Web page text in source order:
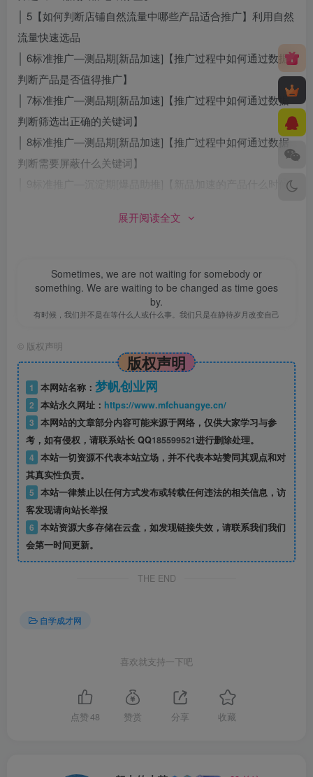
│ 5【如何判断店铺自然流量中哪些产品适合推广】利用自然
流量快速选品
│ 6标准推广—测品期[新品加速]【推广过程中如何通过数据
判断产品是否值得推广】
│ 7标准推广—测品期[新品加速]【推广过程中如何通过数据
判断筛选出正确的关键词】
│ 8标准推广—测品期[新品加速]【推广过程中如何通过数据
判断需要屏蔽什么关键词】
│ 9标准推广—沉淀期[爆品助推]【新品加速的产品什么时候
│ 10直通车标准推广基础设置讲解【爆品助推】
词+如何出价】
│ 12标准推广—积累期[手动推广]如何出价+需要注意得2个
地方
│
├─03.第三板块外贸直通车【全站推篇)
│ 1不同的营销等级全站推广计划会有哪些不同的功能
│ 2全站推广是什么？全站推的优点和缺点是什么？【如何判
断产品是否适合开全站推广？】
│ 3【全站推】计划保本赔付需要满足什么条件？
│ 4全站推广—推店铺【适合什么样的店铺以及建议设置】
│ 5全站推广—推商品新品加速潜力品成长优爆品助推【各个
计划如何选品？】
│ 6全站推广—推商品计划新品加速潜力品成长爆品助推【如
何设置调整人群，地域，端口偏
│ 7全站推广—推商品计划【新品加速潜力品成长爆品助推】
│ 8全站推广—推商品计划如何计算关键词点击率找询盘词判
│ 9全站推广—推商品【如何降低全站推获取商机的成本】
└─04.第四板块平台自然流量【进阶篇】
榜单产品】.mp4
展开阅读全文
Sometimes, we are not waiting for somebody or
something. We are waiting to be changed as time goes
by.
有时候，我们并不是在等什么人或什么事。我们只是在静待岁月改变自己
© 版权声明
版权声明
1 本网站名称： 梦帆创业网
2 本站永久网址： https://www.mfchuangye.cn/
3 本网站的文章部分内容可能来源于网络，仅供大家学习与参
考，如有侵权，请联系站长 QQ185599521进行删除处理。
4 本站一切资源不代表本站立场，并不代表本站赞同其观点和对
其真实性负责。
5 本站一律禁止以任何方式发布或转载任何违法的相关信息，访
客发现请向站长举报
6 本站资源大多存储在云盘，如发现链接失效，请联系我们我们
会第一时间更新。
THE END
自学成才网
喜欢就支持一下吧
点赞 48 赞赏 分享 收藏